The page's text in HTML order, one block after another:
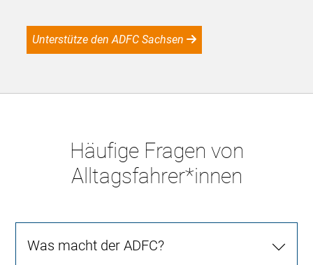
Unterstütze den ADFC Sachsen
Häufige Fragen von
Alltagsfahrer*innen
Was macht der ADFC?